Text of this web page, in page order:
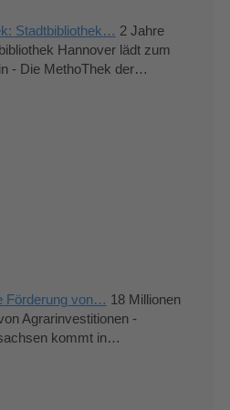
Stadtbibliothek… 2 Jahre
Hannover lädt zum
- Die MethoThek der…
Förderung von… 18 Millionen
Agrarinvestitionen -
kommt in…